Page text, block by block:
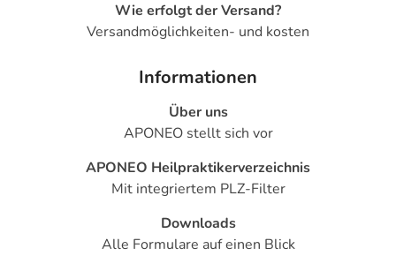
Wie erfolgt der Versand?
Versandmöglichkeiten- und kosten
Informationen
Über uns
APONEO stellt sich vor
APONEO Heilpraktikerverzeichnis
Mit integriertem PLZ-Filter
Downloads
Alle Formulare auf einen Blick